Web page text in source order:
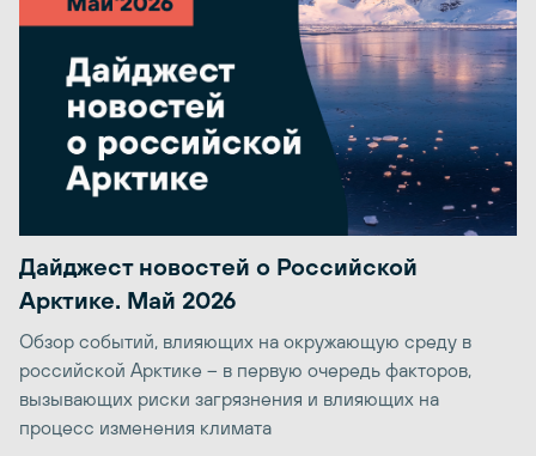
Дайджест новостей о Российской
Арктике. Май 2026
Обзор событий, влияющих на окружающую среду в
российской Арктике – в первую очередь факторов,
вызывающих риски загрязнения и влияющих на
процесс изменения климата